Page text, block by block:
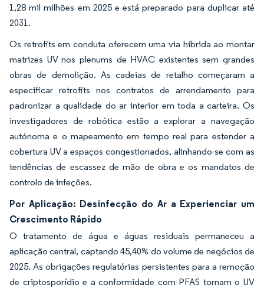
1,28 mil milhões em 2025 e está preparado para duplicar até
2031.
Os retrofits em conduta oferecem uma via híbrida ao montar
matrizes UV nos plenums de HVAC existentes sem grandes
obras de demolição. As cadeias de retalho começaram a
especificar retrofits nos contratos de arrendamento para
padronizar a qualidade do ar interior em toda a carteira. Os
investigadores de robótica estão a explorar a navegação
autónoma e o mapeamento em tempo real para estender a
cobertura UV a espaços congestionados, alinhando-se com as
tendências de escassez de mão de obra e os mandatos de
controlo de infeções.
Por Aplicação: Desinfecção do Ar a Experienciar um
Crescimento Rápido
O tratamento de água e águas residuais permaneceu a
aplicação central, captando 45,40% do volume de negócios de
2025. As obrigações regulatórias persistentes para a remoção
de criptosporídio e a conformidade com PFAS tornam o UV